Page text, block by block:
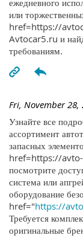
или
href=https://
Avtocar5.ru и
требованиям.
Fri, November 28,
Узнайте все
ассортимент
запасных
href=https://
посмотрите
система или
оборудование
href="https://
Требуется
оригинальные